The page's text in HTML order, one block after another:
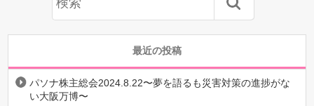
最近の投稿
パソナ株主総会2024.8.22〜夢を語るも災害対策の進捗がな
い大阪万博〜